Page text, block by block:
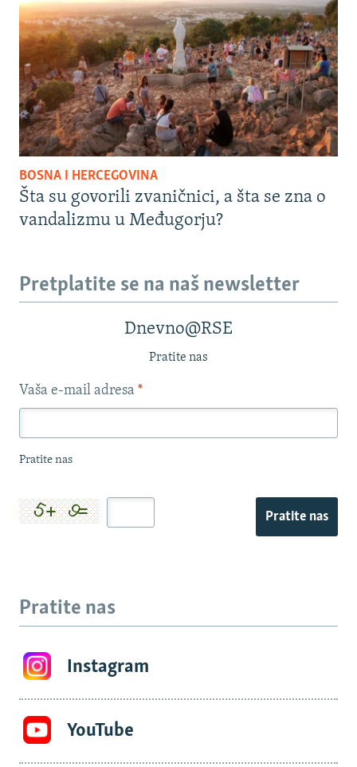
BOSNA I HERCEGOVINA
Šta su govorili zvaničnici, a šta se zna o
vandalizmu u Međugorju?
Pretplatite se na naš newsletter
Dnevno@RSE
Pratite nas
Vaša e-mail adresa *
Pratite nas
Pratite nas
Pratite nas
Instagram
YouTube